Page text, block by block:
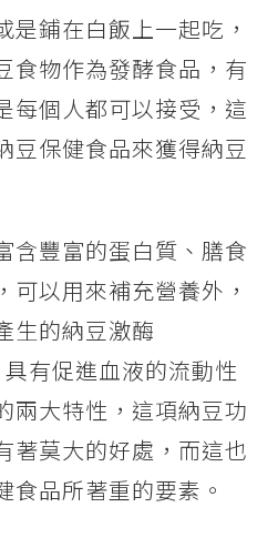
是鋪在白飯上一起吃，
食物作為發酵食品，有
每個人都可以接受，這
豆保健食品來獲得納豆
含豐富的蛋白質、膳食
可以用來補充營養外，
生的納豆激酶
有促進血液的流動性
兩大特性，這項納豆功
著莫大的好處，而這也
食品所著重的要素。